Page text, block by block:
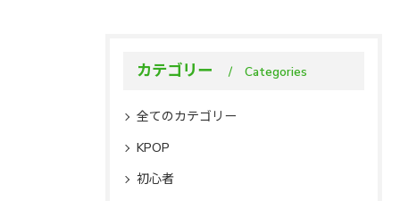
カテゴリー Categories
全てのカテゴリー
KPOP
初心者